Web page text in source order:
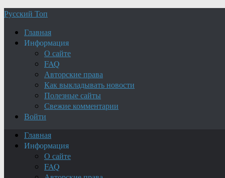
Русский Топ
Главная
Информация
О сайте
FAQ
Авторские права
Как выкладывать новости
Полезные сайты
Свежие комментарии
Войти
Главная
Информация
О сайте
FAQ